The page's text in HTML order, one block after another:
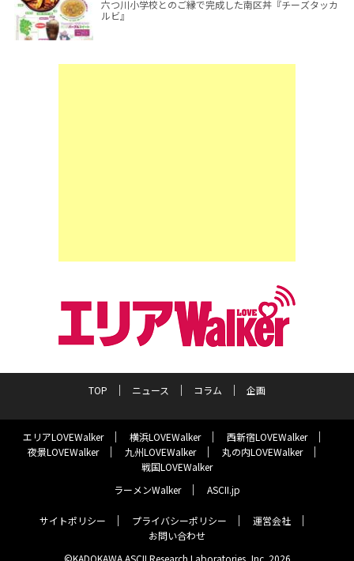
六つ川小学校とのご縁で完成した南区丼『チーズタッカ
ルビ』
TOP ニュース コラム 企画
エリアLOVEWalker 横浜LOVEWalker
西新宿LOVEWalker
夜景LOVEWalker
九州LOVEWalker
丸の内LOVEWalker
戦国LOVEWalker
ラーメンWalker
ASCII.jp
サイトポリシー プライバシーポリシー
運営会社
お問い合わせ
©KADOKAWA ASCII Research Laboratories, Inc. 2026